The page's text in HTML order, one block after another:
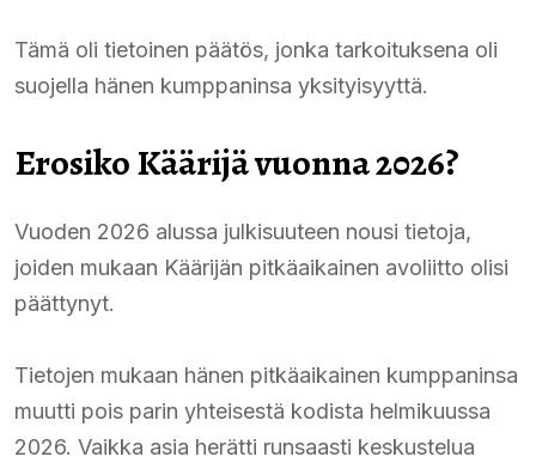
Tämä oli tietoinen päätös, jonka tarkoituksena oli
suojella hänen kumppaninsa yksityisyyttä.
Erosiko Käärijä vuonna 2026?
Vuoden 2026 alussa julkisuuteen nousi tietoja,
joiden mukaan Käärijän pitkäaikainen avoliitto olisi
päättynyt.
Tietojen mukaan hänen pitkäaikainen kumppaninsa
muutti pois parin yhteisestä kodista helmikuussa
2026. Vaikka asia herätti runsaasti keskustelua